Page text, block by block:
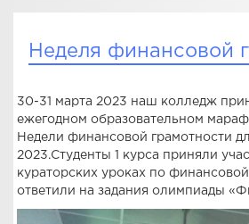
Неделя финансовой
30-31 марта 2023 наш колледж
ежегодном образовательном
Недели финансовой грамотности
2023.Студенты 1 курса приняли
кураторских уроках по
ответили на задания олимпиады